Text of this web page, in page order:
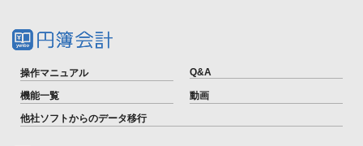
操作マニュアル Q&A
機能一覧
動画
他社ソフトからのデータ移行